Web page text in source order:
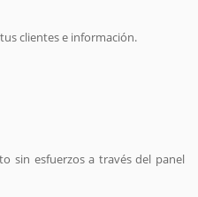
clientes e información.
sin esfuerzos a través del panel